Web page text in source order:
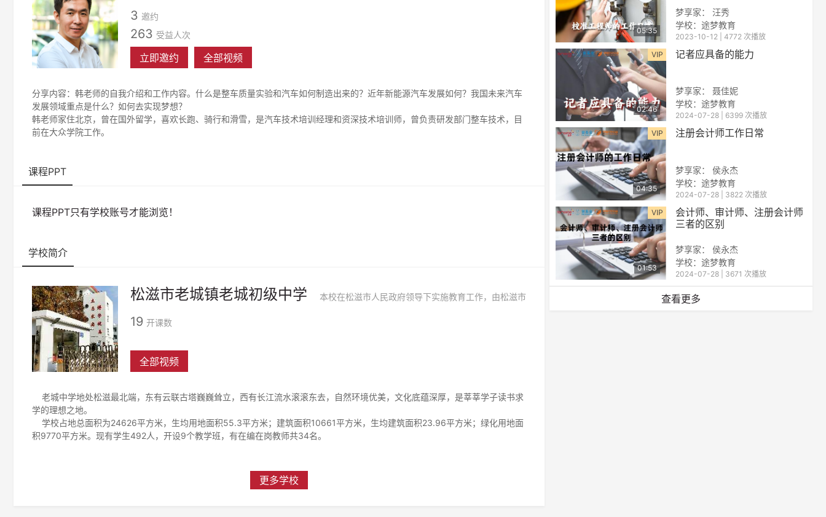
3 邀约
263 受益人次
立即邀约 全部视频
分享内容：韩老师的自我介绍和工作内容。什么是整车质量实验和汽车如何制造出来的？近年新能源汽车发展如何？我国未来汽车
发展领域重点是什么？如何去实现梦想？
韩老师家住北京，曾在国外留学，喜欢长跑、骑行和滑雪，是汽车技术培训经理和资深技术培训师，曾负责研发部门整车技术，目
前在大众学院工作。
课程PPT
课程PPT只有学校账号才能浏览！
学校简介
松滋市老城镇老城初级中学
19 开课数
全部视频
老城中学地处松滋最北端，东有云联古塔巍巍耸立，西有长江流水滚滚东去，自然环境优美，文化底蕴深厚，是莘莘学子读书求
学的理想之地。
学校占地总面积为24626平方米，生均用地面积55.3平方米；建筑面积10661平方米，生均建筑面积23.96平方米；绿化用地面
积9770平方米。现有学生492人，开设9个教学班，有在编在岗教师共34名。
更多学校
05:35
梦享家： 汪秀
学校：途梦教育
2023-10-12 | 4772 次播放
VIP
02:46
记者应具备的能力
梦享家： 聂佳妮
学校：途梦教育
2024-07-28 | 6399 次播放
VIP
04:35
注册会计师工作日常
梦享家： 侯永杰
学校：途梦教育
2024-07-28 | 3822 次播放
VIP
01:53
会计师、审计师、注册会计师
三者的区别
梦享家： 侯永杰
学校：途梦教育
2024-07-28 | 3671 次播放
查看更多